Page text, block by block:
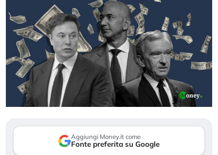
Aggiungi Money.it come
Fonte preferita su Google